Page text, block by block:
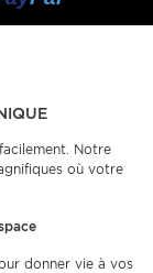
Notre
où votre
donner vie à vos